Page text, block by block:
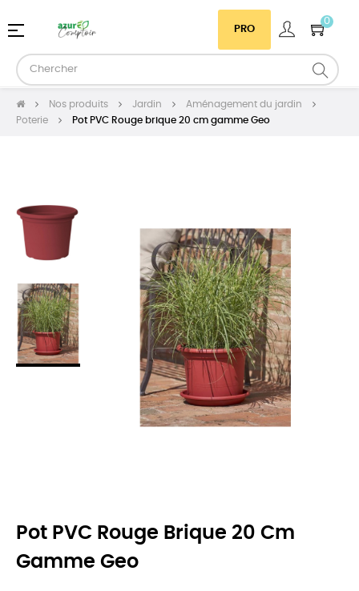
PRO
0
Basculer
navigation
☰
Nos produits Jardin
Aménagement du jardin
Poterie
Pot PVC Rouge brique 20 cm gamme Geo
Pot PVC Rouge Brique 20 Cm
Gamme Geo